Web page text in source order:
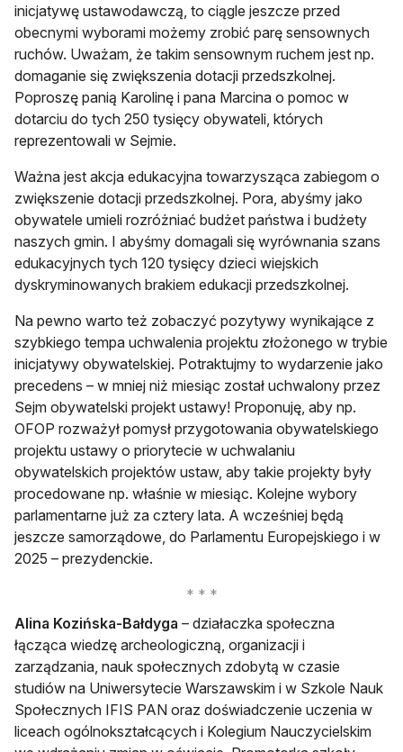
inicjatywę ustawodawczą, to ciągle jeszcze przed
obecnymi wyborami możemy zrobić parę sensownych
ruchów. Uważam, że takim sensownym ruchem jest np.
domaganie się zwiększenia dotacji przedszkolnej.
Poproszę panią Karolinę i pana Marcina o pomoc w
dotarciu do tych 250 tysięcy obywateli, których
reprezentowali w Sejmie.
Ważna jest akcja edukacyjna towarzysząca zabiegom o
zwiększenie dotacji przedszkolnej. Pora, abyśmy jako
obywatele umieli rozróżniać budżet państwa i budżety
naszych gmin. I abyśmy domagali się wyrównania szans
edukacyjnych tych 120 tysięcy dzieci wiejskich
dyskryminowanych brakiem edukacji przedszkolnej.
Na pewno warto też zobaczyć pozytywy wynikające z
szybkiego tempa uchwalenia projektu złożonego w trybie
inicjatywy obywatelskiej. Potraktujmy to wydarzenie jako
precedens – w mniej niż miesiąc został uchwalony przez
Sejm obywatelski projekt ustawy! Proponuję, aby np.
OFOP rozważył pomysł przygotowania obywatelskiego
projektu ustawy o priorytecie w uchwalaniu
obywatelskich projektów ustaw, aby takie projekty były
procedowane np. właśnie w miesiąc. Kolejne wybory
parlamentarne już za cztery lata. A wcześniej będą
jeszcze samorządowe, do Parlamentu Europejskiego i w
2025 – prezydenckie.
Alina Kozińska-Bałdyga – działaczka społeczna
łącząca wiedzę archeologiczną, organizacji i
zarządzania, nauk społecznych zdobytą w czasie
studiów na Uniwersytecie Warszawskim i w Szkole Nauk
Społecznych IFIS PAN oraz doświadczenie uczenia w
liceach ogólnokształcących i Kolegium Nauczycielskim